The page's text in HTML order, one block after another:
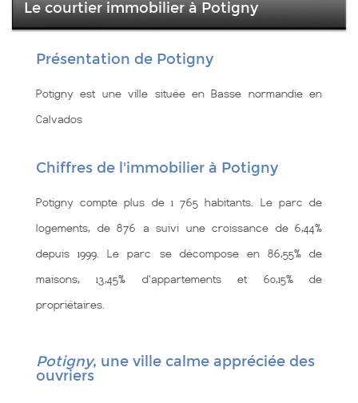
Le courtier immobilier à Potigny
Présentation de Potigny
Potigny est une ville située en Basse normandie en
Calvados
Chiffres de l'immobilier à Potigny
Potigny compte plus de 1 765 habitants. Le parc de
logements, de 876 a suivi une croissance de 6,44%
depuis 1999. Le parc se décompose en 86,55% de
maisons, 13,45% d'appartements et 60,15% de
propriétaires.
Potigny, une ville calme appréciée des
ouvriers